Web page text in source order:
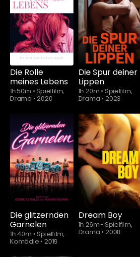
Die Rolle
meines Lebens
1h 50m • Spielfilm,
Drama •2020
Schauen Sie
ab$5.90
Die Spur deiner
Lippen
1h 20m • Spielfilm,
Drama • 2023
Die glitzernden
Garnelen
1h 40m • Spielfilm,
Komödie • 2019
Dream Boy
1h 26m • Spielfilm,
Drama • 2008